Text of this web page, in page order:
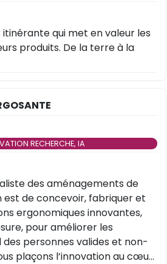
itinérante qui met en valeur les
produits. De la terre à la
RECHERCHE, IA
des aménagements de
est de concevoir, fabriquer et
ergonomiques innovantes,
pour améliorer les
personnes valides et non-
plaçons l’innovation au cœur